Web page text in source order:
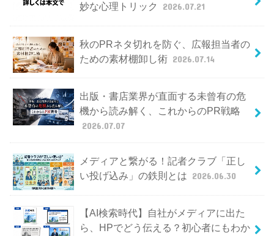
妙な心理トリック
2026.07.21
秋のPRネタ切れを防ぐ、広報担当者の
ための素材棚卸し術 2026.07.14
出版・書店業界が直面する未曾有の危
機から読み解く、これからのPR戦略
2026.07.07
メディアと繋がる！記者クラブ「正し
い投げ込み」の鉄則とは 2026.06.30
【AI検索時代】自社がメディアに出た
ら、HPでどう伝える？初心者にもわか